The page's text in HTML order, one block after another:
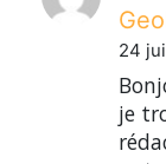
24
je